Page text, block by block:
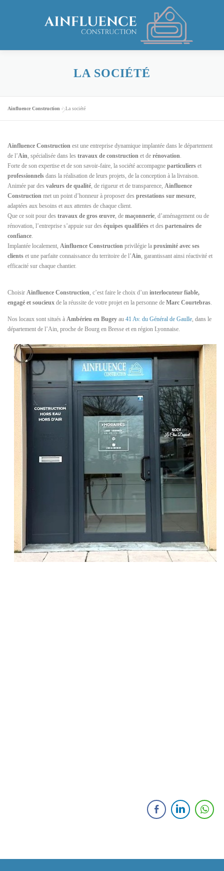
LA SOCIÉTÉ PRESTATIONS
LA SOCIÉTÉ
Ainfluence Construction »La société
Ainfluence Construction est une entreprise dynamique implantée dans le département
de l’Ain, spécialisée dans les travaux de construction et de rénovation.
Forte de son expertise et de son savoir-faire, la société accompagne particuliers et
professionnels dans la réalisation de leurs projets, de la conception à la livraison.
Animée par des valeurs de qualité, de rigueur et de transparence, Ainfluence
Construction met un point d’honneur à proposer des prestations sur mesure,
adaptées aux besoins et aux attentes de chaque client.
Que ce soit pour des travaux de gros œuvre, de maçonnerie, d’aménagement ou de
rénovation, l’entreprise s’appuie sur des équipes qualifiées et des partenaires de
confiance.
Implantée localement, Ainfluence Construction privilégie la proximité avec ses
clients et une parfaite connaissance du territoire de l’Ain, garantissant ainsi réactivité et
efficacité sur chaque chantier.
Choisir Ainfluence Construction, c’est faire le choix d’un interlocuteur fiable,
engagé et soucieux de la réussite de votre projet en la personne de Marc Courtebras.
Nos locaux sont situés à Ambérieu en Bugey au 41 Av. du Général de Gaulle, dans le
département de l’Ain, proche de Bourg en Bresse et en région Lyonnaise.